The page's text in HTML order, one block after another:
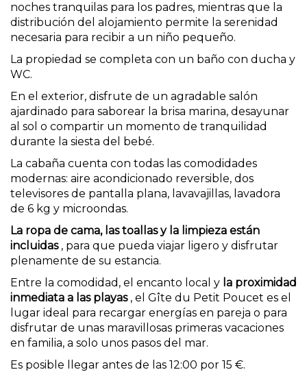
noches tranquilas para los padres, mientras que la
distribución del alojamiento permite la serenidad
necesaria para recibir a un niño pequeño.
La propiedad se completa con un baño con ducha y
WC.
En el exterior, disfrute de un agradable salón
ajardinado para saborear la brisa marina, desayunar
al sol o compartir un momento de tranquilidad
durante la siesta del bebé.
La cabaña cuenta con todas las comodidades
modernas: aire acondicionado reversible, dos
televisores de pantalla plana, lavavajillas, lavadora
de 6 kg y microondas.
La ropa de cama, las toallas y la limpieza están
incluidas, para que pueda viajar ligero y disfrutar
plenamente de su estancia.
Entre la comodidad, el encanto local y la proximidad
inmediata a las playas, el Gîte du Petit Poucet es el
lugar ideal para recargar energías en pareja o para
disfrutar de unas maravillosas primeras vacaciones
en familia, a solo unos pasos del mar.
Es posible llegar antes de las 12:00 por 15 €.